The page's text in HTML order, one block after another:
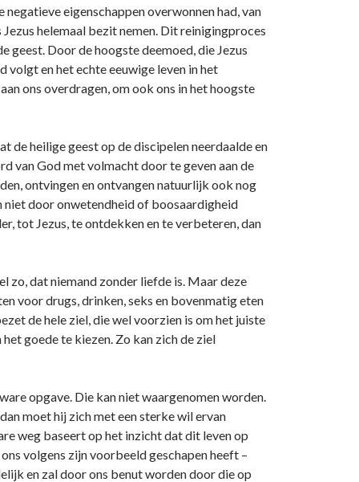
eigenschappen overwonnen had, van
helemaal bezit nemen. Dit reinigingproces
geest. Door de hoogste deemoed, die Jezus
volgt en het echte eeuwige leven in het
ons overdragen, om ook ons in het hoogste
de heilige geest op de discipelen neerdaalde en
van God met volmacht door te geven aan de
ontvingen en ontvangen natuurlijk ook nog
niet door onwetendheid of boosaardigheid
tot Jezus, te ontdekken en te verbeteren, dan
zo, dat niemand zonder liefde is. Maar deze
voor drugs, drinken, seks en bovenmatig eten
de hele ziel, die wel voorzien is om het juiste
goede te kiezen. Zo kan zich de ziel
opgave. Die kan niet waargenomen worden.
moet hij zich met een sterke wil ervan
weg baseert op het inzicht dat dit leven op
volgens zijn voorbeeld geschapen heeft –
en zal door ons benut worden door die op